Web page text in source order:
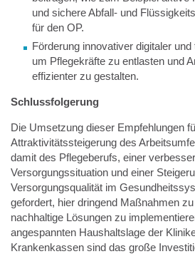
und sichere Abfall- und
für den OP.
Förderung innovativer digitaler
um Pflegekräfte zu entlasten und
effizienter zu gestalten.
Schlussfolgerung
Die Umsetzung dieser Empfehlungen
Attraktivitätssteigerung des
damit des Pflegeberufs, einer
Versorgungssituation und einer
Versorgungsqualität im
gefordert, hier dringend Maßnahmen
nachhaltige Lösungen zu
angespannten Haushaltslage der
Krankenkassen sind das große